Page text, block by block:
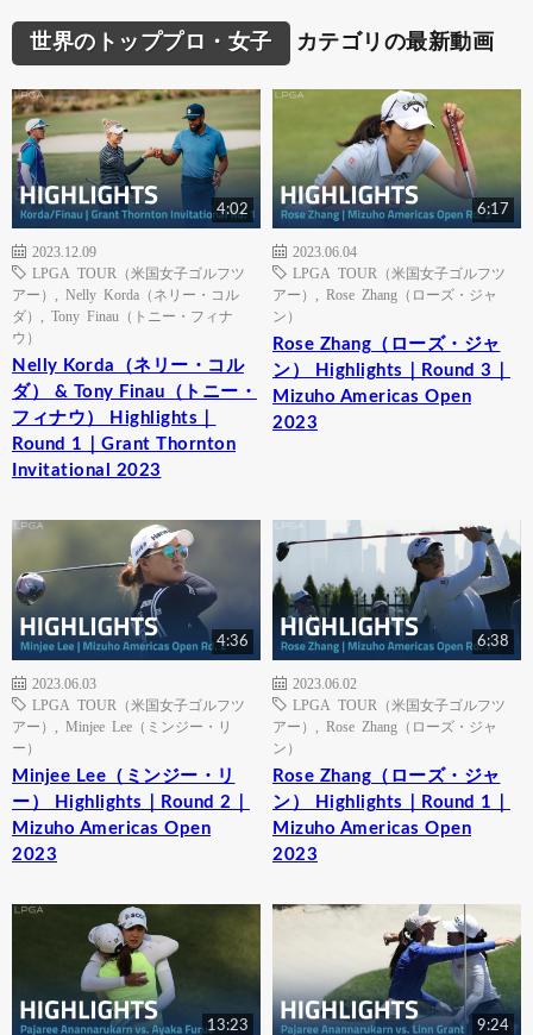
世界のトッププロ・女子 カテゴリの最新動画
4:02
2023.12.09
LPGA TOUR（米国女子ゴルフツ
アー）
Nelly Korda（ネリー・コル
ダ）
Tony Finau（トニー・フィナ
ウ）
Nelly Korda（ネリー・コル
ダ） & Tony Finau（トニー・
フィナウ） Highlights｜
Round 1｜Grant Thornton
Invitational 2023
6:17
2023.06.04
LPGA TOUR（米国女子ゴルフツ
アー）
Rose Zhang（ローズ・ジャ
ン）
Rose Zhang（ローズ・ジャ
ン） Highlights｜Round 3｜
Mizuho Americas Open
2023
4:36
2023.06.03
LPGA TOUR（米国女子ゴルフツ
アー）
Minjee Lee（ミンジー・リ
ー）
Minjee Lee（ミンジー・リ
ー） Highlights｜Round 2｜
Mizuho Americas Open
2023
6:38
2023.06.02
LPGA TOUR（米国女子ゴルフツ
アー）
Rose Zhang（ローズ・ジャ
ン）
Rose Zhang（ローズ・ジャ
ン） Highlights｜Round 1｜
Mizuho Americas Open
2023
13:23 9:24